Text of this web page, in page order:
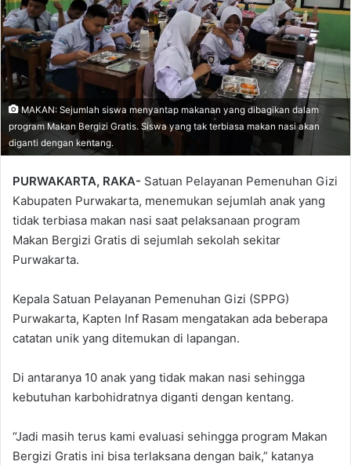
MAKAN: Sejumlah siswa menyantap makanan yang dibagikan dalam
program Makan Bergizi Gratis. Siswa yang tak terbiasa makan nasi akan
diganti dengan kentang.
PURWAKARTA, RAKA- Satuan Pelayanan Pemenuhan Gizi
Kabupaten Purwakarta, menemukan sejumlah anak yang
tidak terbiasa makan nasi saat pelaksanaan program
Makan Bergizi Gratis di sejumlah sekolah sekitar
Purwakarta.
Kepala Satuan Pelayanan Pemenuhan Gizi (SPPG)
Purwakarta, Kapten Inf Rasam mengatakan ada beberapa
catatan unik yang ditemukan di lapangan.
Di antaranya 10 anak yang tidak makan nasi sehingga
kebutuhan karbohidratnya diganti dengan kentang.
“Jadi masih terus kami evaluasi sehingga program Makan
Bergizi Gratis ini bisa terlaksana dengan baik,” katanya